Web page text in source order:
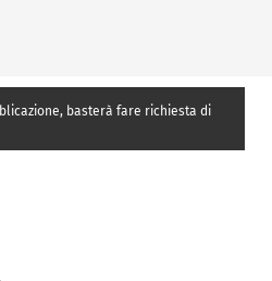
basterà fare richiesta di